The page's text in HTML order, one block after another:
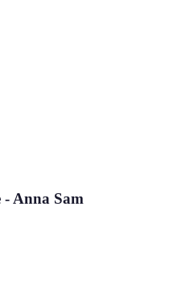
- Anna Sam